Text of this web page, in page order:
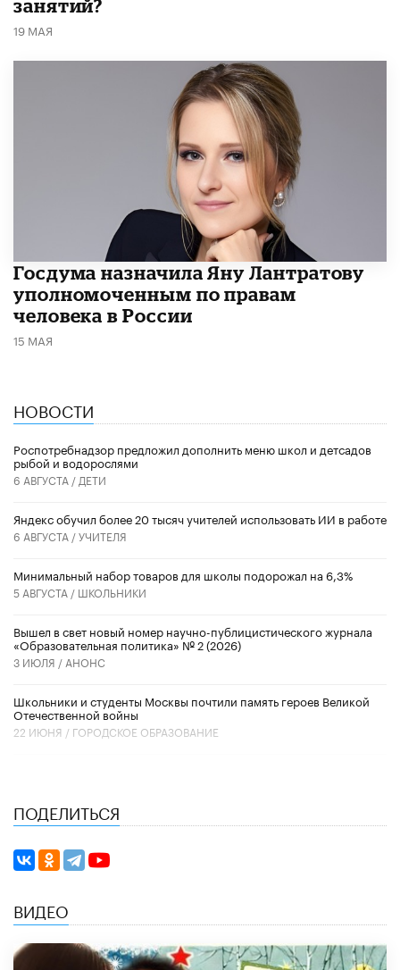
занятий?
19 МАЯ
Госдума назначила Яну Лантратову
уполномоченным по правам
человека в России
15 МАЯ
НОВОСТИ
Роспотребнадзор предложил дополнить меню школ и детсадов
рыбой и водорослями
6 АВГУСТА / ДЕТИ
​Яндекс обучил более 20 тысяч учителей использовать ИИ в работе
6 АВГУСТА /УЧИТЕЛЯ
Минимальный набор товаров для школы подорожал на 6,3%
5 АВГУСТА / ШКОЛЬНИКИ
Вышел в свет новый номер научно-публицистического журнала
«Образовательная политика» № 2 (2026)
3 ИЮЛЯ / АНОНС
Школьники и студенты Москвы почтили память героев Великой
Отечественной войны
22 ИЮНЯ / ГОРОДСКОЕ ОБРАЗОВАНИЕ
ПОДЕЛИТЬСЯ
ВИДЕО